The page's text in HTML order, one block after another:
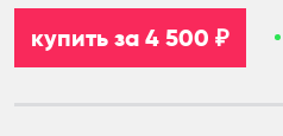
купить за 4 500 ₽